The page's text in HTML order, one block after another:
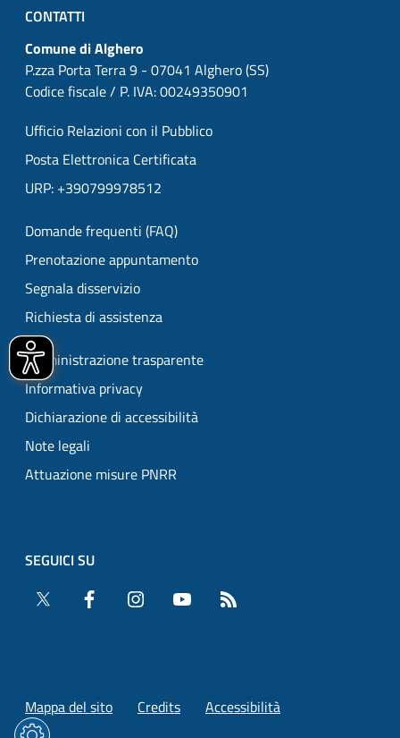
CONTATTI
Comune di Alghero
P.zza Porta Terra 9 - 07041 Alghero (SS)
Codice fiscale / P. IVA: 00249350901
Ufficio Relazioni con il Pubblico
Posta Elettronica Certificata
URP: +390799978512
Domande frequenti (FAQ)
Prenotazione appuntamento
Segnala disservizio
Richiesta di assistenza
Amministrazione trasparente
Informativa privacy
Dichiarazione di accessibilità
Note legali
Attuazione misure PNRR
SEGUICI SU
Twitter
Facebook Instagram YouTube
Mappa del sito Credits Accessibilità